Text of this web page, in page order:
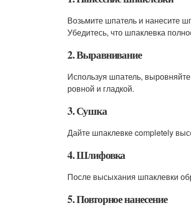
Возьмите шпатель и нанесите
Убедитесь, что шпаклевка
2. Выравнивание
Используя шпатель,
ровной и гладкой.
3. Сушка
Дайте шпаклевке completely
4. Шлифовка
После высыхания шпаклевки
5. Повторное нанесение